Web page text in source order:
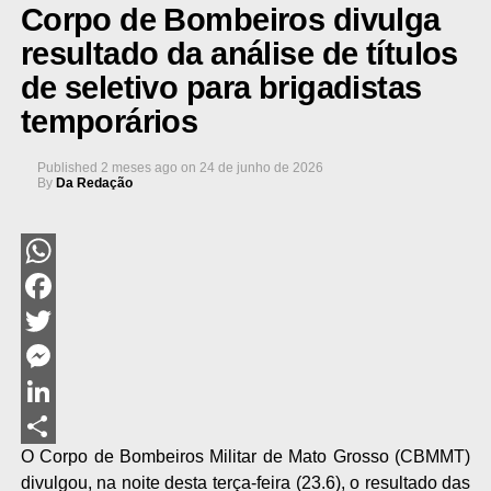
Corpo de Bombeiros divulga
resultado da análise de títulos
de seletivo para brigadistas
temporários
Published 2 meses ago on 24 de junho de 2026
By Da Redação
WhatsApp
Facebook
Twitter
Messenger
LinkedIn
Share
O Corpo de Bombeiros Militar de Mato Grosso (CBMMT)
divulgou, na noite desta terça-feira (23.6), o resultado das